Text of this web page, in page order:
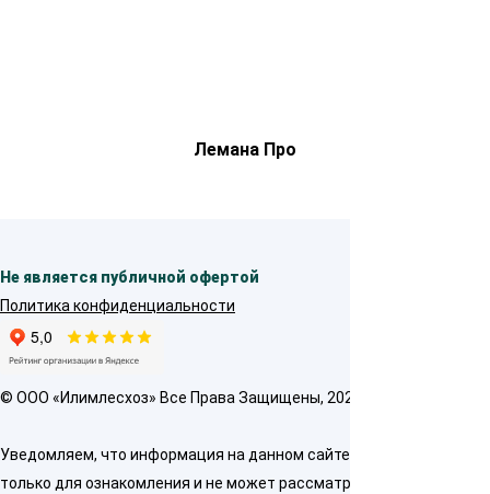
Лемана Про
Не является публичной офертой
Политика конфиденциальности
© OOO «Илимлесхоз» Все Права Защищены, 2026
Уведомляем, что информация на данном сайте предназначена
только для ознакомления и не может рассматриваться как